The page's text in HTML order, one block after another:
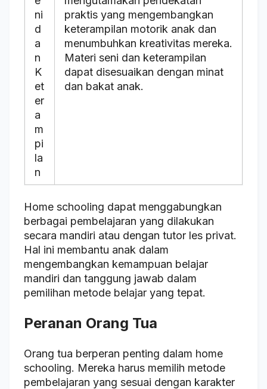
ni
d
a
n
K
et
er
a
m
pi
la
n
praktis yang mengembangkan
keterampilan motorik anak dan
menumbuhkan kreativitas mereka.
Materi seni dan keterampilan
dapat disesuaikan dengan minat
dan bakat anak.
Home schooling dapat menggabungkan
berbagai pembelajaran yang dilakukan
secara mandiri atau dengan tutor les privat.
Hal ini membantu anak dalam
mengembangkan kemampuan belajar
mandiri dan tanggung jawab dalam
pemilihan metode belajar yang tepat.
Peranan Orang Tua
Orang tua berperan penting dalam home
schooling. Mereka harus memilih metode
pembelajaran yang sesuai dengan karakter